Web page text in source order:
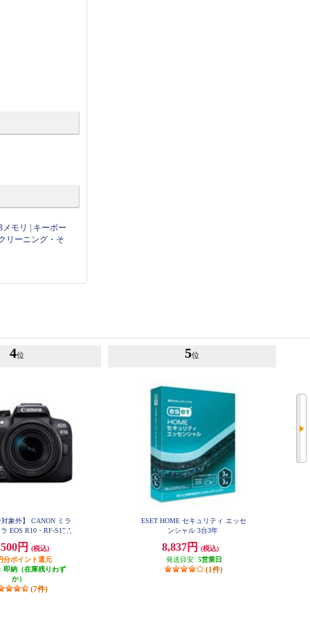
モリ
キーボー
リーニング・そ
4位
対象外】 CANON ミラ
EOS R10・RF-S18-1
円
(税込)
分ポイント還元
即納（在庫残りわず
か）
(7件)
5位
ESET HOME セキュリティ エッセ
ンシャル 3台3年
8,837円
(税込)
発送目安: 5営業日
(1件)